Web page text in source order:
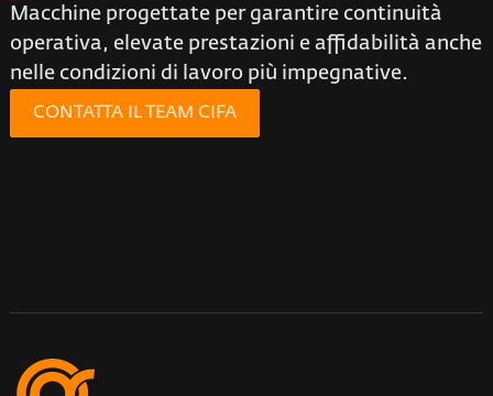
Macchine progettate per garantire continuità
operativa, elevate prestazioni e affidabilità anche
nelle condizioni di lavoro più impegnative.
CONTATTA IL TEAM CIFA